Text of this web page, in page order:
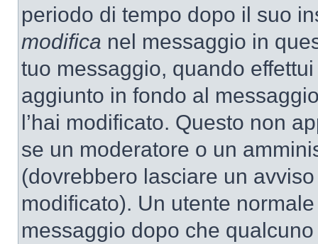
periodo di tempo dopo il suo
modifica nel messaggio in
tuo messaggio, quando
aggiunto in fondo al
l’hai modificato. Questo non
se un moderatore o un
(dovrebbero lasciare un
modificato). Un utente
messaggio dopo che